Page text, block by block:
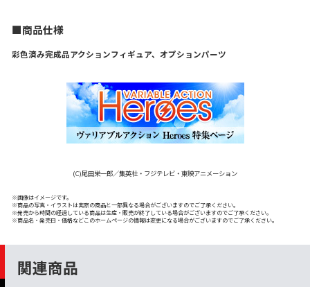
■商品仕様
彩色済み完成品アクションフィギュア、オプションパーツ
(C)尾田栄一郎／集英社・フジテレビ・東映アニメーション
※画像はイメージです。
※商品の写真・イラストは実際の商品と一部異なる場合がございますのでご了承ください。
※発売から時間の経過している商品は生産・販売が終了している場合がございますのでご了承ください。
※商品名・発売日・価格などこのホームページの情報は変更になる場合がございますのでご了承ください。
関連商品